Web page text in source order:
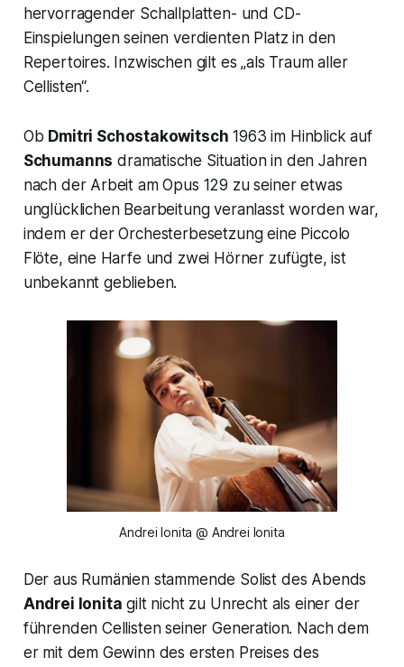
hervorragender Schallplatten- und CD-
Einspielungen seinen verdienten Platz in den
Repertoires. Inzwischen gilt es„als Traum aller
Cellisten“.
Ob Dmitri Schostakowitsch 1963 im Hinblick auf
Schumanns dramatische Situation in den Jahren
nach der Arbeit am Opus 129 zu seiner etwas
unglücklichen Bearbeitung veranlasst worden war,
indem er der Orchesterbesetzung eine Piccolo
Flöte, eine Harfe und zwei Hörner zufügte, ist
unbekannt geblieben.
Andrei Ionita @ Andrei Ionita
Der aus Rumänien stammende Solist des Abends
Andrei Ionita gilt nicht zu Unrecht als einer der
führenden Cellisten seiner Generation. Nach dem
er mit dem Gewinn des ersten Preises des